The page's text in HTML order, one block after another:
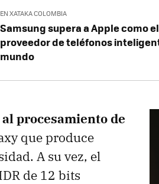
EN XATAKA COLOMBIA
Samsung supera a Apple como
proveedor de teléfonos
mundo
procesamiento de
que produce
A su vez, el
de 12 bits